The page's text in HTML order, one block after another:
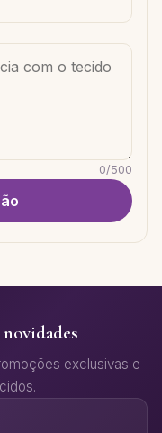
0/500
exclusivas e